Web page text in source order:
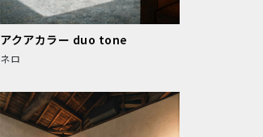
アクアカラー duo tone
ネロ